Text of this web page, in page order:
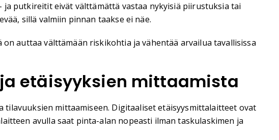
putkireitit eivät välttämättä vastaa nykyisiä piirustuksia tai
sillä valmiin pinnan taakse ei näe.
auttaa välttämään riskikohtia ja vähentää arvailua tavallisissa
etäisyyksien mittaamista
mittaamiseen. Digitaaliset etäisyysmittalaitteet ovat
avulla saat pinta-alan nopeasti ilman taskulaskimen ja